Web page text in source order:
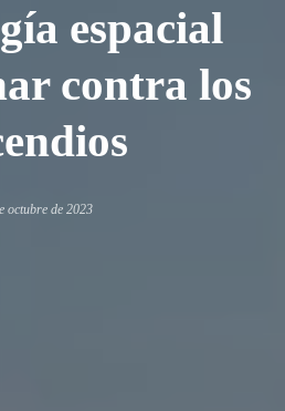
espacial
contra los
octubre de 2023